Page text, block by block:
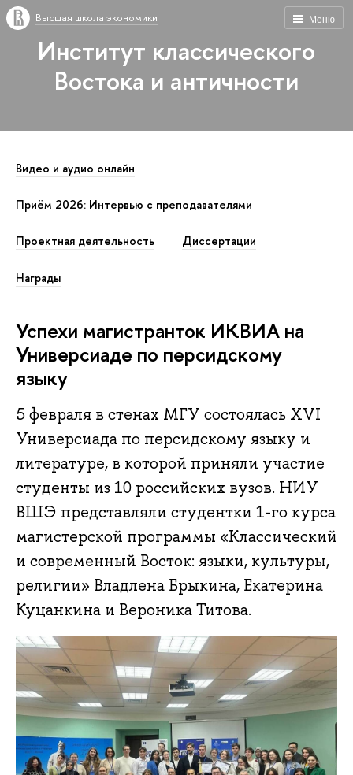
Меню
Высшая школа экономики
Институт классического
Востока и античности
Видео и аудио онлайн
Приём 2026: Интервью с преподавателями
Проектная деятельность Диссертации
Награды
Успехи магистранток ИКВИА на
Универсиаде по персидскому
языку
5 февраля в стенах МГУ состоялась XVI
Универсиада по персидскому языку и
литературе, в которой приняли участие
студенты из 10 российских вузов. НИУ
ВШЭ представляли студентки 1-го курса
магистерской программы «Классический
и современный Восток: языки, культуры,
религии» Владлена Брыкина, Екатерина
Куцанкина и Вероника Титова.